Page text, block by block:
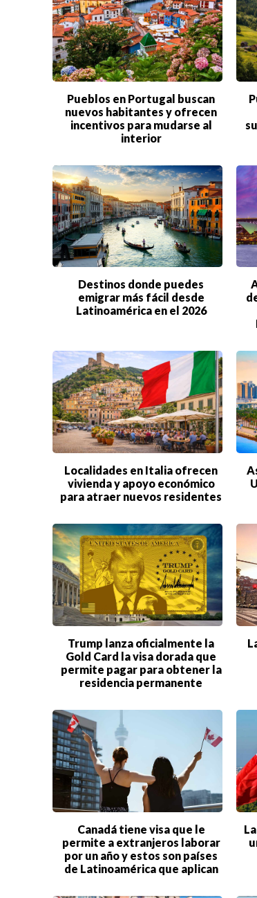
Pueblos en Portugal buscan
nuevos habitantes y ofrecen
incentivos para mudarse al
interior
Destinos donde puedes
emigrar más fácil desde
Latinoamérica en el 2026
Localidades en Italia ofrecen
vivienda y apoyo económico
para atraer nuevos residentes
Trump lanza oficialmente la
Gold Card la visa dorada que
permite pagar para obtener la
residencia permanente
Canadá tiene visa que le
permite a extranjeros laborar
por un año y estos son países
de Latinoamérica que aplican